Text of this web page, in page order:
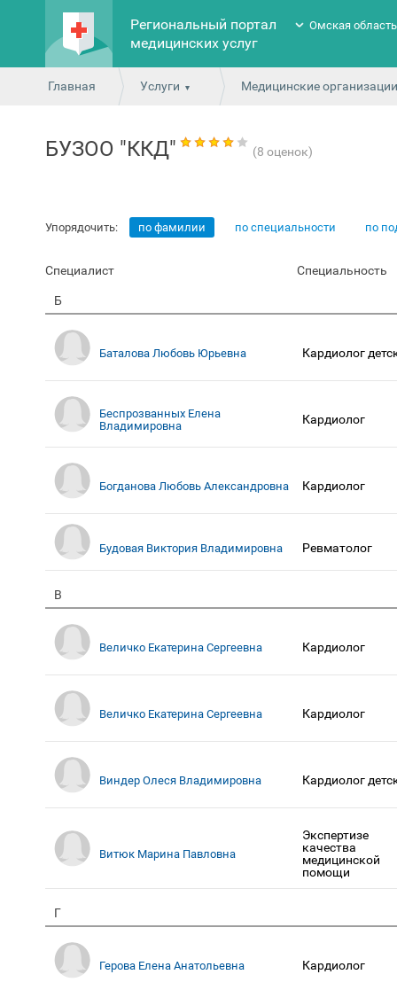
Региональный портал
медицинских услуг
Омская область
Главная Услуги Медицинские
БУЗОО "ККД" (8 оценок)
Упорядочить: по фамилии по специальности по
Специалист Специальность
Б
Баталова Любовь Юрьевна Кардиолог
Беспрозванных Елена
Владимировна
Кардиолог
Богданова Любовь Александровна Кардиолог
Будовая Виктория Владимировна Ревматолог
В
Величко Екатерина Сергеевна Кардиолог
Величко Екатерина Сергеевна Кардиолог
Виндер Олеся Владимировна Кардиолог
Витюк Марина Павловна
Экспертизе
качества
медицинской
помощи
Г
Герова Елена Анатольевна Кардиолог